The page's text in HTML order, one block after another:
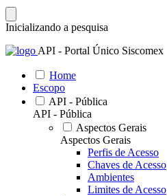
Inicializando a pesquisa
API - Portal Único Siscomex
Home
Escopo
API - Pública
API - Pública
Aspectos Gerais
Aspectos Gerais
Perfis de Acesso
Chaves de Acesso
Ambientes
Limites de Acesso